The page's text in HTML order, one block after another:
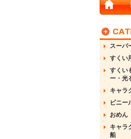
スーパ
すくい
すくい
ー・光
キャラ
ビニー
おめん
キャラ
船